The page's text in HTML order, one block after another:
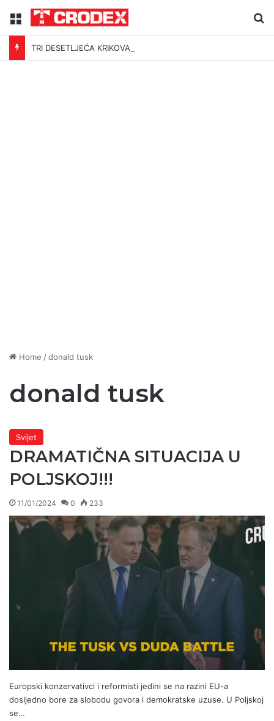
Menu
TRI DESETLJEĆA KRIKOVA OČAJNIKA
Home /donald tusk
donald tusk
Svijet
DRAMATIČNA SITUACIJA U
POLJSKOJ!!!
11/01/2024 0 233
Europski konzervativci i reformisti jedini se na razini EU-a
dosljedno bore za slobodu govora i demokratske uzuse. U Poljskoj
se…